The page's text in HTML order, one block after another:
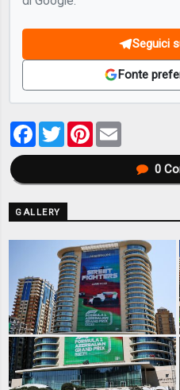
Seguici
Fonte
Facebook
TwitterPinterest
0
GALLERY